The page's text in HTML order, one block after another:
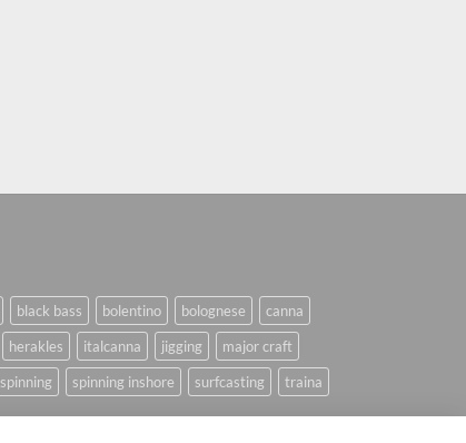
black bass bolentino bolognese
canna
herakles italcanna jigging
major craft
spinning spinning inshore surfcasting
traina